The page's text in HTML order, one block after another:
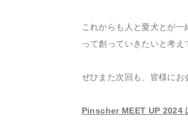
これからも人と愛犬とが
って創っていきたいと考え
ぜひまた次回も、皆様にお
Pinscher MEET UP 2024